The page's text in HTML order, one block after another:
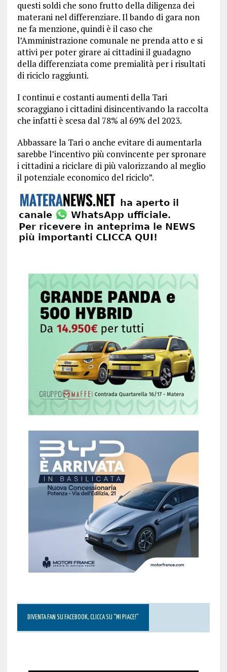
questi soldi che sono frutto della diligenza dei
materani nel differenziare. Il bando di gara non
ne fa menzione, quindi è il caso che
l’Amministrazione comunale ne prenda atto e si
attivi per poter girare ai cittadini il guadagno
della differenziata come premialità per i risultati
di riciclo raggiunti.
I continui e costanti aumenti della Tari
scoraggiano i cittadini disincentivando la raccolta
che infatti è scesa dal 78% al 69% del 2023.
Abbassare la Tari o anche evitare di aumentarla
sarebbe l’incentivo più convincente per spronare
i cittadini a riciclare di più valorizzando al meglio
il potenziale economico del riciclo”.
DIVENTA FAN SU FACEBOOK, CLICCA SU “MI PIACE!”